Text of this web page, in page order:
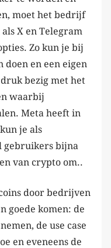
moet het bedrijf
X en Telegram
Zo kun je bij
doen en een eigen
bezig met het
waarbij
Meta heeft in
je als
gebruikers bijna
van crypto om..
door bedrijven
goede komen: de
de use case
en eveneens de